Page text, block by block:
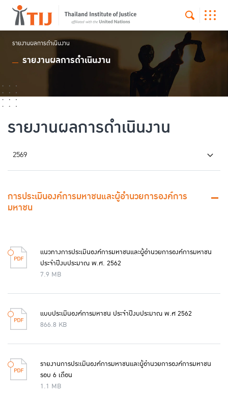
รายงานผลการดำเนินงาน
รายงานผลการดำเนินงาน
รายงานผลการดำเนินงาน
2569
การประเมินองค์การมหาชนและผู้อำนวยการองค์การ
มหาชน
แนวทางการประเมินองค์การมหาชนและผู้อำนวยการองค์การมหาชน
ประจำปีงบประมาณ พ.ศ. 2562
7.9 MB
แบบประเมินองค์การมหาชน ประจำปีงบประมาณ พ.ศ 2562
866.8 KB
รายงานการประเมินองค์การมหาชนและผู้อำนวยการองค์การมหาชน
รอบ 6 เดือน
1.1 MB